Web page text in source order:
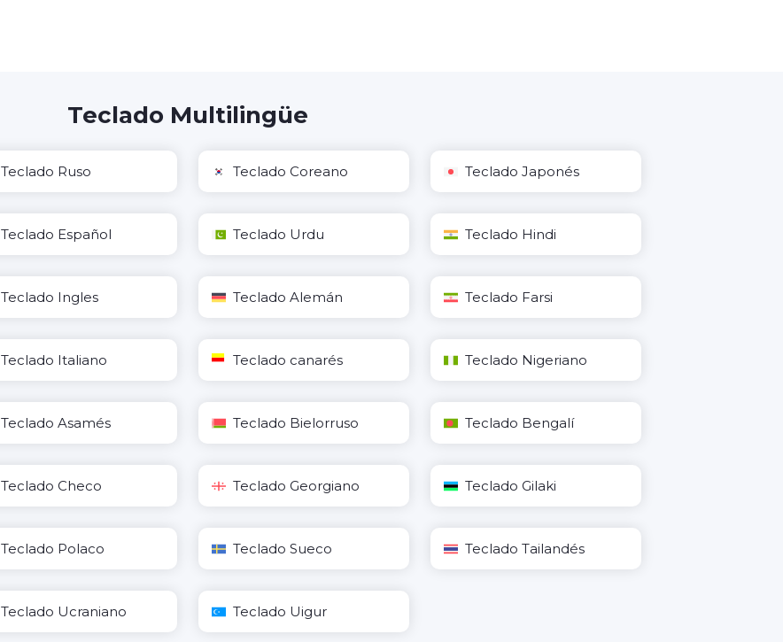
Teclado Multilingüe
Teclado Ruso Teclado Coreano Teclado Japonés
Teclado Español Teclado Urdu Teclado Hindi
Teclado Ingles Teclado Alemán Teclado Farsi
Teclado Italiano Teclado canarés Teclado Nigeriano
Teclado Asamés Teclado Bielorruso Teclado Bengalí
Teclado Checo Teclado Georgiano Teclado Gilaki
Teclado Polaco Teclado Sueco Teclado Tailandés
Teclado Ucraniano Teclado Uigur